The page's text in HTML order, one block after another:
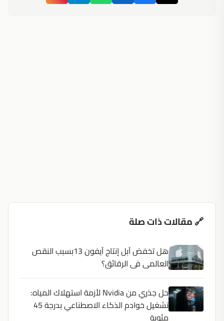
🔗 مقالات ذات صلة
هل تخفض آبل إنتاج آيفون 13بسبب النقص
العالمى فى الرقائق؟
حل جذري من Nvidia لأزمة استهلاك المياه:
تشغيل خوادم الذكاء الاصطناعي بدرجة 45
مئوية